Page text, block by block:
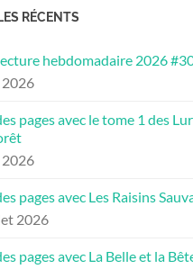
RÉCENTS
hebdomadaire 2026
pages avec le tome 1 des
2026
pages avec Les Raisins
2026
pages avec La Belle et la